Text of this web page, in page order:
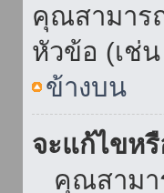
คุณสามาร
หัวข้อ (เช่
ข้างบน
จะแก้ไขห
คุณสามา